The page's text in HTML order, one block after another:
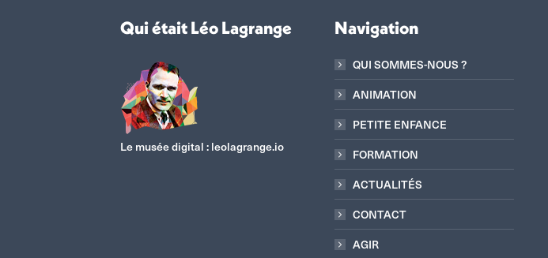
Qui était Léo Lagrange
Le musée digital : leolagrange.io
Navigation
QUI SOMMES-NOUS ?
ANIMATION
PETITE ENFANCE
FORMATION
ACTUALITÉS
CONTACT
AGIR